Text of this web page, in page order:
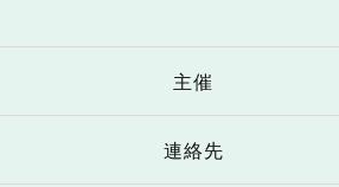
主催
連絡先